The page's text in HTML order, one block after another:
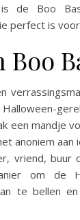
de Boo
perfect is
Boo
een mandje
anoniem aan
vriend, buur
om de
te bellen